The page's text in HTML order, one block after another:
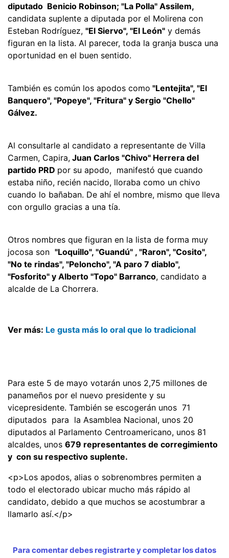
diputado Benicio Robinson; "La Polla" Assilem,
candidata suplente a diputada por el Molirena con
Esteban Rodríguez, "El Siervo", "El León" y demás
figuran en la lista. Al parecer, toda la granja busca una
oportunidad en el buen sentido.
También es común los apodos como "Lentejita", "El
Banquero", "Popeye", "Fritura" y Sergio "Chello"
Gálvez.
Al consultarle al candidato a representante de Villa
Carmen, Capira, Juan Carlos "Chivo" Herrera del
partido PRD por su apodo, manifestó que cuando
estaba niño, recién nacido, lloraba como un chivo
cuando lo bañaban. De ahí el nombre, mismo que lleva
con orgullo gracias a una tía.
Otros nombres que figuran en la lista de forma muy
jocosa son "Loquillo", "Guandú" , "Raron", "Cosito",
"No te rindas", "Peloncho", "A paro 7 diablo",
"Fosforito" y Alberto "Topo" Barranco, candidato a
alcalde de La Chorrera.
Ver más: Le gusta más lo oral que lo tradicional
Para este 5 de mayo votarán unos 2,75 millones de
panameños por el nuevo presidente y su
vicepresidente. También se escogerán unos 71
diputados para la Asamblea Nacional, unos 20
diputados al Parlamento Centroamericano, unos 81
alcaldes, unos 679 representantes de corregimiento
y con su respectivo suplente.
<p>Los apodos, alias o sobrenombres permiten a
todo el electorado ubicar mucho más rápido al
candidato, debido a que muchos se acostumbrar a
llamarlo así.</p>
Para comentar debes registrarte y completar los datos